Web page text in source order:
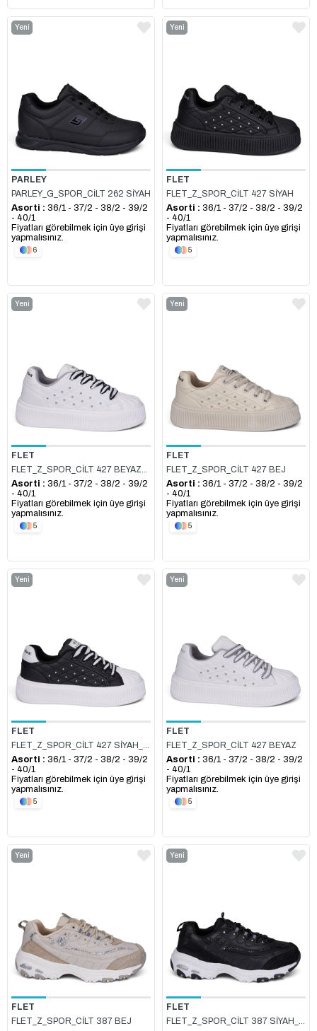
PARLEY
PARLEY_G_SPOR_CİLT 262 SİYAH
Yeni
Asorti : 36/1 - 37/2 - 38/2 - 39/2
- 40/1
Fiyatları görebilmek için üye girişi
yapmalısınız.
6
FLET
FLET_Z_SPOR_CİLT 427 SİYAH
Yeni
Asorti : 36/1 - 37/2 - 38/2 - 39/2
- 40/1
Fiyatları görebilmek için üye girişi
yapmalısınız.
5
FLET
FLET_Z_SPOR_CİLT 427 BEYAZ_SİYAH
Yeni
Asorti : 36/1 - 37/2 - 38/2 - 39/2
- 40/1
Fiyatları görebilmek için üye girişi
yapmalısınız.
5
FLET
FLET_Z_SPOR_CİLT 427 BEJ
Yeni
Asorti : 36/1 - 37/2 - 38/2 - 39/2
- 40/1
Fiyatları görebilmek için üye girişi
yapmalısınız.
5
FLET
FLET_Z_SPOR_CİLT 427 SİYAH_BEYAZ
Yeni
Asorti : 36/1 - 37/2 - 38/2 - 39/2
- 40/1
Fiyatları görebilmek için üye girişi
yapmalısınız.
5
FLET
FLET_Z_SPOR_CİLT 427 BEYAZ
Yeni
Asorti : 36/1 - 37/2 - 38/2 - 39/2
- 40/1
Fiyatları görebilmek için üye girişi
yapmalısınız.
5
FLET
FLET_Z_SPOR_CİLT 387 BEJ
Yeni
FLET
FLET_Z_SPOR_CİLT 387 SİYAH_BEYAZ
Yeni